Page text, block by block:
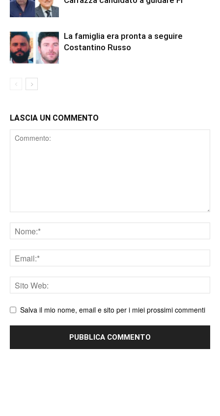
La famiglia era pronta a seguire
Costantino Russo
LASCIA UN COMMENTO
Comment
Nome
Email
Sito
web
Salva il mio nome, email e sito per i miei prossimi commenti